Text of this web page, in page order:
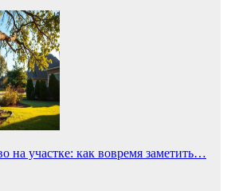
на участке: как вовремя заметить…